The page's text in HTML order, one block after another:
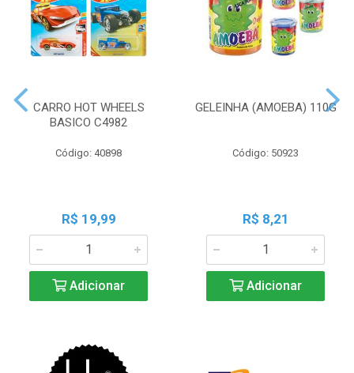
CARRO HOT WHEELS
BASICO C4982
Código: 40898
R$ 19,99
Adicionar
GELEINHA (AMOEBA) 110G
Código: 50923
R$ 8,21
Adicionar